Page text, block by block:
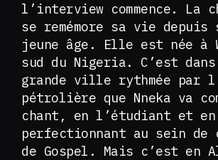
l’interview commence. La
se remémore sa vie depuis
jeune âge. Elle est née à
sud du Nigeria. C’est
grande ville rythmée par
pétrolière que Nneka va
chant, en l’étudiant et
perfectionnant au sein de
de Gospel. Mais c’est en